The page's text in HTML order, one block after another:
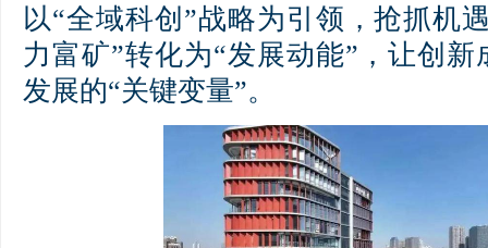
以“全域科创”战略为引领，抢抓机
力富矿”转化为“发展动能”，让创
发展的“关键变量”。